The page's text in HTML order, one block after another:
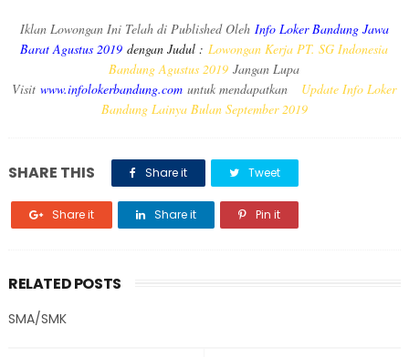
Iklan Lowongan Ini Telah di Published Oleh Info Loker Bandung Jawa
Barat Agustus 2019 dengan Judul : Lowongan Kerja PT. SG Indonesia
Bandung Agustus 2019 Jangan Lupa
Visitwww.infolokerbandung.com untuk mendapatkan
Update Info Loker
Bandung Lainya Bulan September 2019
SHARE THIS Share it Tweet
Share it Share it Pin it
RELATED POSTS
SMA/SMK